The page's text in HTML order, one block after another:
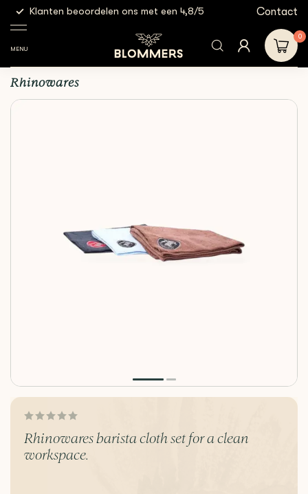
Klanten beoordelen ons met een 4,8/5 Gratis
Contact
MENU
0
Microfiber
Rhinowares - Barista
Rhinowares - Barista Cloth Set
Rhinowares
Rhinowares barista cloth set for a clean
workspace.